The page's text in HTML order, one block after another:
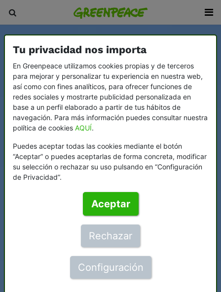
Tu privacidad nos importa
En Greenpeace utilizamos cookies propias y de terceros
para mejorar y personalizar tu experiencia en nuestra web,
así como con fines analíticos, para ofrecer funciones de
redes sociales y mostrarte publicidad personalizada en
base a un perfil elaborado a partir de tus hábitos de
navegación. Para más información puedes consultar nuestra
política de cookies AQUÍ.
Puedes aceptar todas las cookies mediante el botón
“Aceptar” o puedes aceptarlas de forma concreta, modificar
su selección o rechazar su uso pulsando en “Configuración
de Privacidad”.
Aceptar
Rechazar
Configuración